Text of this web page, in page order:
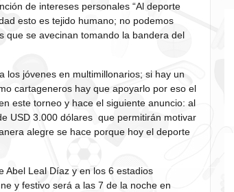
de intereses personales “Al deporte
esto es tejido humano; no podemos
que se avecinan tomando la bandera del
los jóvenes en multimillonarios; si hay un
cartageneros hay que apoyarlo por eso el
este torneo y hace el siguiente anuncio: al
USD 3.000 dólares que permitirán motivar
alegre se hace porque hoy el deporte
Abel Leal Díaz y en los 6 estadios
y festivo será a las 7 de la noche en